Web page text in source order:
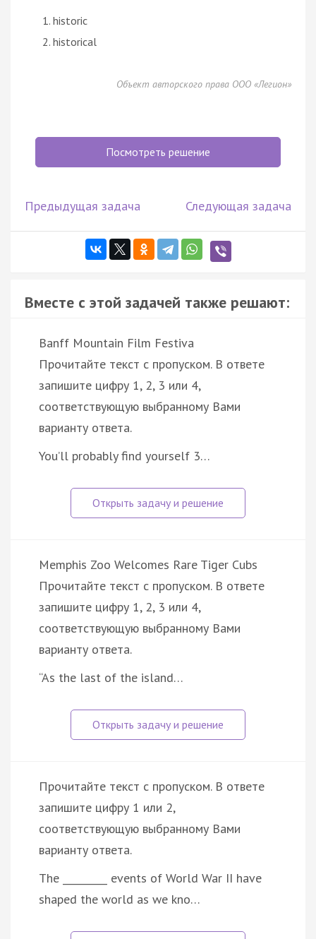
historic
historical
Объект авторского права ООО «Легион»
Посмотреть решение
Предыдущая задача Следующая задача
Вместе с этой задачей также решают:
Banff Mountain Film Festiva
Прочитайте текст с пропуском. В ответе
запишите цифру 1, 2, 3 или 4,
соответствующую выбранному Вами
варианту ответа.
You’ll probably find yourself 3…
Memphis Zoo Welcomes Rare Tiger Cubs
Прочитайте текст с пропуском. В ответе
запишите цифру 1, 2, 3 или 4,
соответствующую выбранному Вами
варианту ответа.
“As the last of the island…
Прочитайте текст с пропуском. В ответе
запишите цифру 1 или 2,
соответствующую выбранному Вами
варианту ответа.
The _________ events of World War II have
shaped the world as we kno…